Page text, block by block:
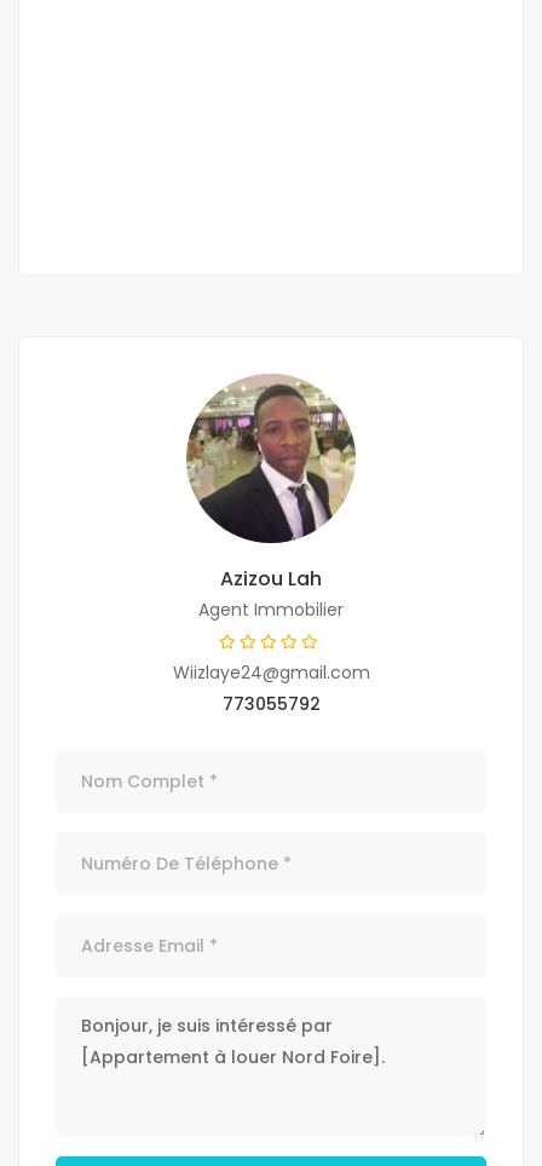
Azizou Lah
Agent Immobilier
Wiizlaye24@gmail.com
773055792